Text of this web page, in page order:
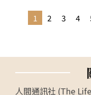
1 2 3 4
人間通訊社 (The